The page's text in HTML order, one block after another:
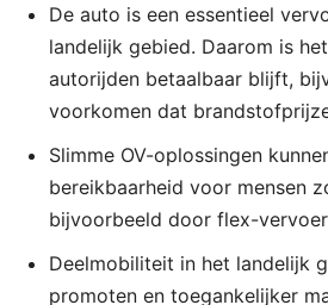
De auto is een essentieel
landelijk gebied. Daarom is
autorijden betaalbaar blijft,
voorkomen dat
Slimme OV-oplossingen
bereikbaarheid voor mensen
bijvoorbeeld door flex-
Deelmobiliteit in het landelijk
promoten en toegankelijker